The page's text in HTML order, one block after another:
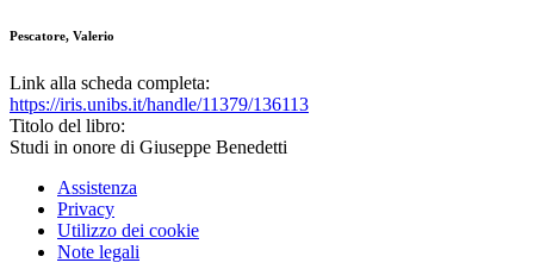
Pescatore, Valerio
Link alla scheda completa:
https://iris.unibs.it/handle/11379/136113
Titolo del libro:
Studi in onore di Giuseppe Benedetti
Assistenza
Privacy
Utilizzo dei cookie
Note legali